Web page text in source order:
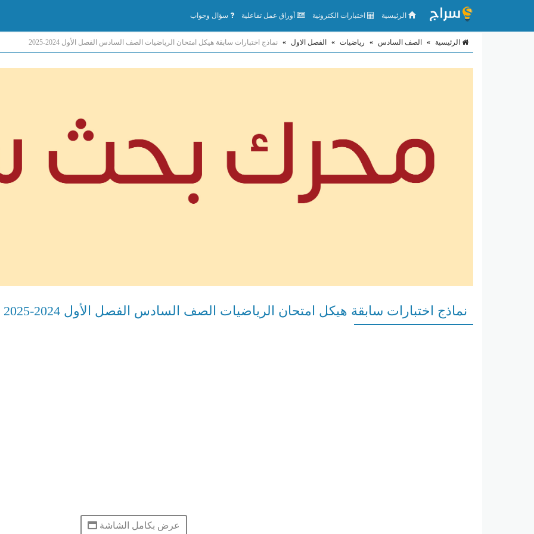
الرئيسية اختبارات الكترونية أوراق عمل تفاعلية سؤال وجواب
الرئيسية » الصف السادس » رياضيات » الفصل الاول » نماذج اختبارات سابقة هيكل امتحان الرياضيات الصف السادس الفصل الأول 2024-2025
نماذج اختبارات سابقة هيكل امتحان الرياضيات الصف السادس الفصل الأول 2024-2025
عرض بكامل الشاشة